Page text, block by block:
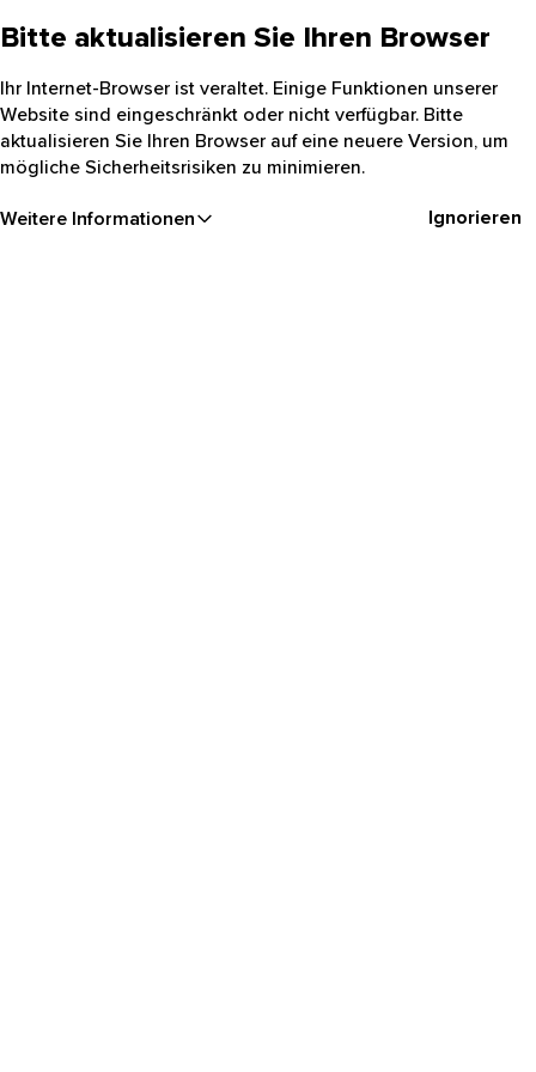
Bitte aktualisieren Sie Ihren Browser
Ihr Internet-Browser ist veraltet. Einige Funktionen unserer
Website sind eingeschränkt oder nicht verfügbar. Bitte
aktualisieren Sie Ihren Browser auf eine neuere Version, um
mögliche Sicherheitsrisiken zu minimieren.
Weitere Informationen Ignorieren